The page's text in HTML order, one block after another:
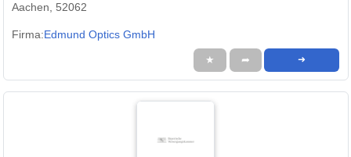
Aachen, 52062
Firma:Edmund Optics GmbH
★ ➦ ➜